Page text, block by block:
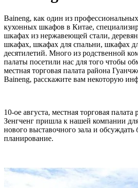
Baineng, как один из
кухонных шкафов в Китае,
шкафах из нержавеющей стали,
шкафах, шкафах для спальни, шкафах
десятилетий. Много из родственной
палаты посетили нас для того чтобы
местная торговая палата района
Baineng, расскажите вам некоторую
10-ое августа, местная торговая
Зенгченг пришла к нашей компании
нового выставочного зала и обсуждать
планирование.